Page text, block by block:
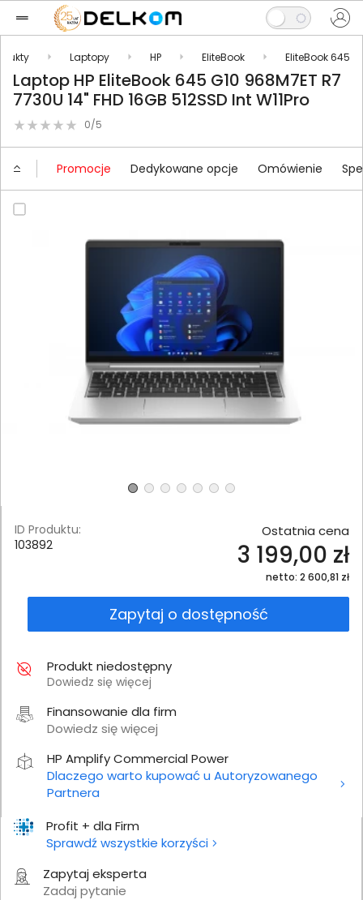
Laptopy HP EliteBook EliteBook 645
Laptop HP EliteBook 645 G10 968M7ET R7
7730U 14" FHD 16GB 512SSD Int W11Pro
0/5
Promocje Dedykowane opcje Omówienie
Profit + dla Firm
Sprawdź wszystkie korzyści
Zapytaj eksperta
Zadaj pytanie
ID Produktu:
103892
Ostatnia cena
3 199,00 zł
netto: 2 600,81 zł
Zapytaj o dostępność
Produkt niedostępny
Dowiedz się więcej
Finansowanie dla firm
Dowiedz się więcej
HP Amplify Commercial Power
Dlaczego warto kupować u Autoryzowanego
Partnera